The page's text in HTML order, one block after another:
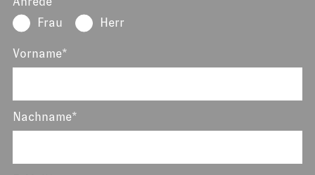
Frau
Herr
Vorname*
Nachname*